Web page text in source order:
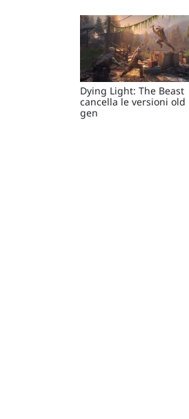
Dying Light: The Beast
cancella le versioni old
gen